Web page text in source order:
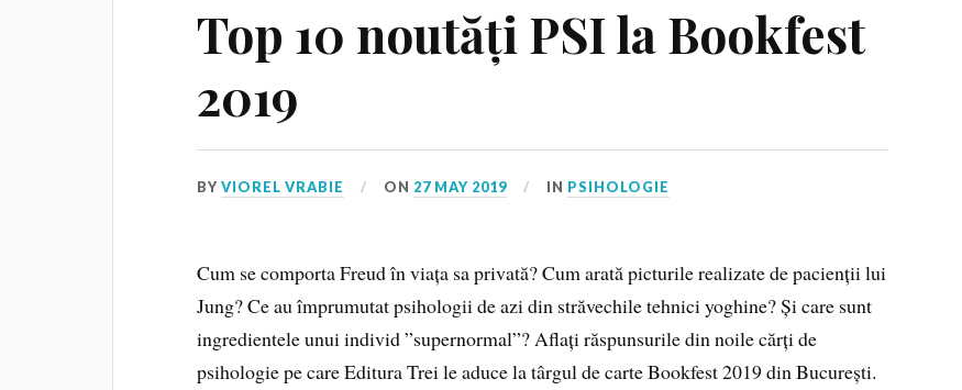
Top 10 noutăți PSI la Bookfest
2019
BYVIOREL VRABIE ON 27 MAY 2019 IN PSIHOLOGIE
Cum se comporta Freud în viața sa privată? Cum arată picturile realizate de pacienții lui
Jung? Ce au împrumutat psihologii de azi din străvechile tehnici yoghine? Și care sunt
ingredientele unui individ ”supernormal”? Aflați răspunsurile din noile cărți de
psihologie pe care Editura Trei le aduce la târgul de carte Bookfest 2019 din București.